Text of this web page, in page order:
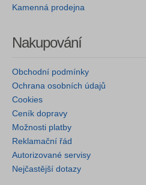
Kamenná prodejna
Nakupování
Obchodní podmínky
Ochrana osobních údajů
Cookies
Ceník dopravy
Možnosti platby
Reklamační řád
Autorizované servisy
Nejčastější dotazy